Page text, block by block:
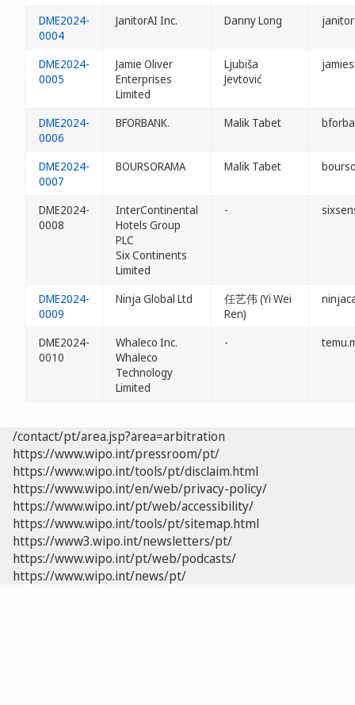
DME2024-
0004
JanitorAI Inc. Danny Long
DME2024-
0005
Jamie Oliver
Enterprises
Limited
Ljubiša
Jevtović
DME2024-
0006
BFORBANK. Malik Tabet
DME2024-
0007
BOURSORAMA Malik Tabet
DME2024-
0008
InterContinental
Hotels Group
PLC
Six Continents
Limited
-
DME2024-
0009
Ninja Global Ltd
任艺伟 (Yi Wei
Ren)
DME2024-
0010
Whaleco Inc.
Whaleco
Technology
Limited
-
/contact/pt/area.jsp?area=arbitration
https://www.wipo.int/pressroom/pt/
https://www.wipo.int/tools/pt/disclaim.html
https://www.wipo.int/en/web/privacy-policy/
https://www.wipo.int/pt/web/accessibility/
https://www.wipo.int/tools/pt/sitemap.html
https://www3.wipo.int/newsletters/pt/
https://www.wipo.int/pt/web/podcasts/
https://www.wipo.int/news/pt/